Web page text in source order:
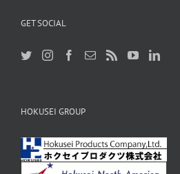
GET SOCIAL
HOKUSEI GROUP